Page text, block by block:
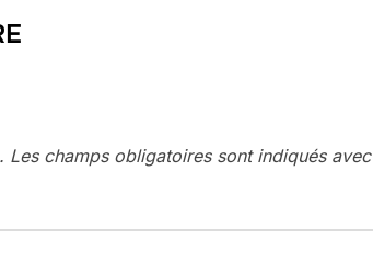
Les champs obligatoires sont indiqués avec